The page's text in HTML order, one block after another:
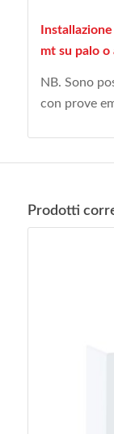
mt su palo o
NB. Sono
con prove
Prodotti